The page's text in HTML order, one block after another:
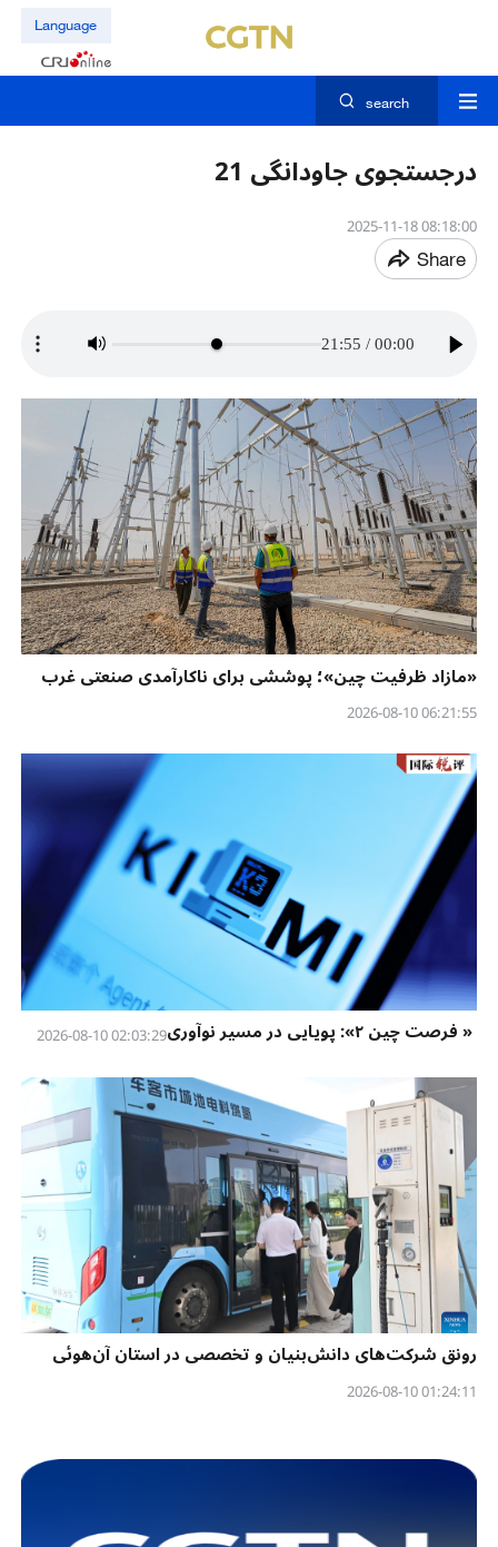
Language
search
درجستجوی جاودانگی 21
08:18:00 2025-11-18
Share
00:00
/
21:55
«مازاد ظرفیت چین»؛ پوششی برای ناکارآمدی صنعتی غرب
06:21:55 2026-08-10
« فرصت چین ۲»: پویایی در مسیر نوآوری 02:03:29 2026-08-10
رونق شرکت‌های دانش‌بنیان و تخصصی در استان آن‌هوئی
01:24:11 2026-08-10